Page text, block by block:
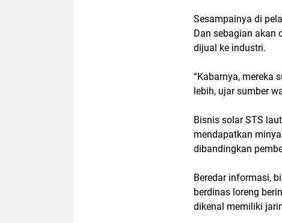
Sesampainya di
Dan sebagian akan
dijual ke industri.
“Kabarnya, mereka
lebih, ujar sumber
Bisnis solar STS
mendapatkan
dibandingkan
Beredar informasi,
berdinas loreng
dikenal memiliki